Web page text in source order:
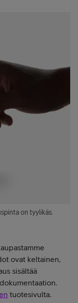
on tyylikäs.
ovat keltainen,
sisältää
tuotesivulta.